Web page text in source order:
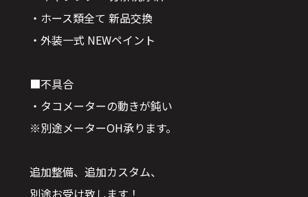
・ホース類全て 新品交換
・外装一式 NEWペイント
■不具合
・タコメーターの動きが鈍い
※別途メーターOH承ります。
追加整備、追加カスタム、
別途お受け致します！